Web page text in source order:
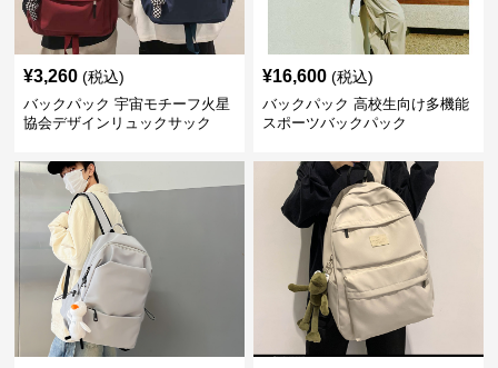
¥3,260 (税込)
バックパック 宇宙モチーフ火星
協会デザインリュックサック
¥16,600 (税込)
バックパック 高校生向け多機能
スポーツバックパック